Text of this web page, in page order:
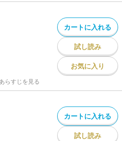
カートに入れる
試し読み
お気に入り
らすじを見る
カートに入れる
試し読み